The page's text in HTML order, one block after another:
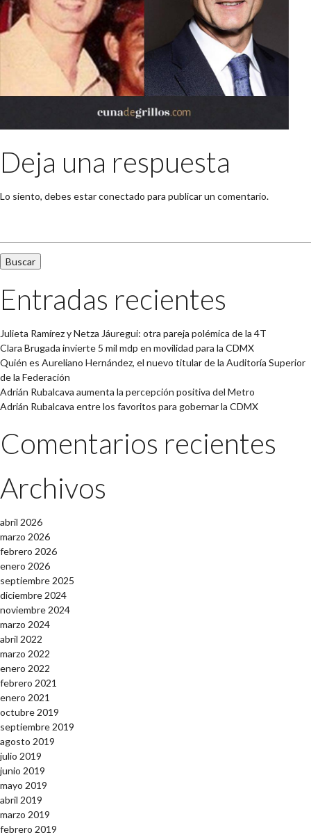
Deja una respuesta
Lo siento, debes estarconectado para publicar un comentario.
Entradas recientes
Julieta Ramírez y Netza Jáuregui: otra pareja polémica de la 4T
Clara Brugada invierte 5 mil mdp en movilidad para la CDMX
Quién es Aureliano Hernández, el nuevo titular de la Auditoría Superior
de la Federación
Adrián Rubalcava aumenta la percepción positiva del Metro
Adrián Rubalcava entre los favoritos para gobernar la CDMX
Comentarios recientes
Archivos
abril 2026
marzo 2026
febrero 2026
enero 2026
septiembre 2025
diciembre 2024
noviembre 2024
marzo 2024
abril 2022
marzo 2022
enero 2022
febrero 2021
enero 2021
octubre 2019
septiembre 2019
agosto 2019
julio 2019
junio 2019
mayo 2019
abril 2019
marzo 2019
febrero 2019